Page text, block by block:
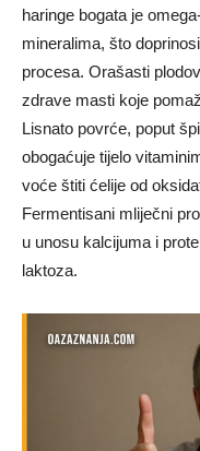
haringe bogata je
mineralima, što
procesa. Orašasti
zdrave masti koje
Lisnato povrće, poput
obogaćuje tijelo
voće štiti ćelije od
Fermentisani mliječni
u unosu kalcijuma i
laktoza.